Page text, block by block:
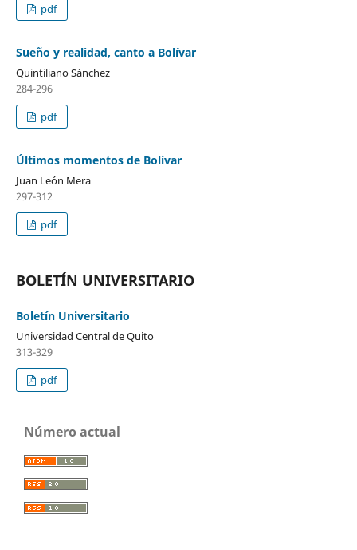
pdf
Sueño y realidad, canto a Bolívar
Quintiliano Sánchez
284-296
pdf
Últimos momentos de Bolívar
Juan León Mera
297-312
pdf
BOLETÍN UNIVERSITARIO
Boletín Universitario
Universidad Central de Quito
313-329
pdf
Número actual